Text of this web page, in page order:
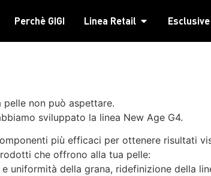
Perchè GIGI Linea Retail
non può aspettare.
sviluppato la linea New Age G4.
più efficaci per ottenere risultati
che offrono alla tua pelle:
uniformità della grana, ridefinizione della